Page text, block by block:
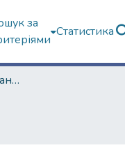
за
Статистика
9. Рідкісні та цінні видання